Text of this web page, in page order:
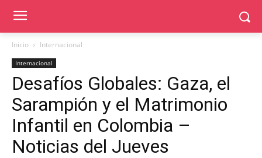
Inicio Internacional
Internacional
Desafíos Globales: Gaza, el
Sarampión y el Matrimonio
Infantil en Colombia –
Noticias del Jueves